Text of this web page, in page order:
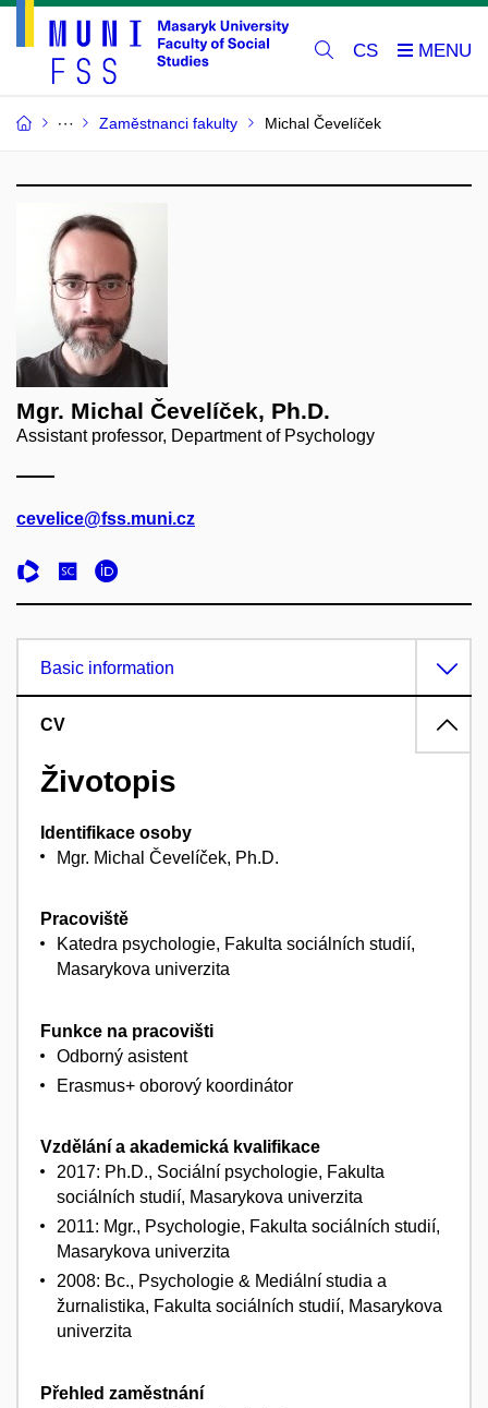
CS
Zaměstnanci fakulty Michal Čevelíček
Mgr. Michal Čevelíček, Ph.D.
Assistant professor, Department of Psychology
cevelice@fss.muni.cz
Basic information
CV
Životopis
Identifikace osoby
Mgr. Michal Čevelíček, Ph.D.
Pracoviště
Katedra psychologie, Fakulta sociálních studií,
Masarykova univerzita
Funkce na pracovišti
Odborný asistent
Erasmus+ oborový koordinátor
Vzdělání a akademická kvalifikace
2017: Ph.D., Sociální psychologie, Fakulta
sociálních studií, Masarykova univerzita
2011: Mgr., Psychologie, Fakulta sociálních studií,
Masarykova univerzita
2008: Bc., Psychologie & Mediální studia a
žurnalistika, Fakulta sociálních studií, Masarykova
univerzita
Přehled zaměstnání